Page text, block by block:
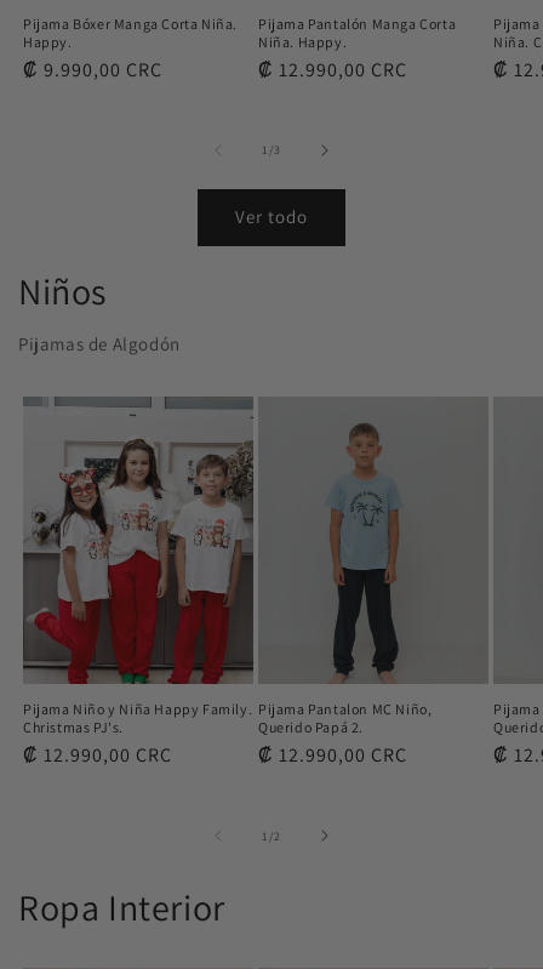
Pijama Bóxer Manga Corta Niña.
Happy.
Precio
₡ 9.990,00 CRC
Pijama Pantalón Manga Corta
Niña. Happy.
Precio
₡ 12.990,00 CRC
Niña.
₡
1 /de
3
Ver todo
Niños
Pijamas de Algodón
Pijama Niño y Niña Happy Family.
Christmas PJ's.
Precio
₡ 12.990,00 CRC
Pijama Pantalon MC Niño,
Querido Papá 2.
Precio
₡ 12.990,00 CRC ₡
1 /de2
Ropa Interior